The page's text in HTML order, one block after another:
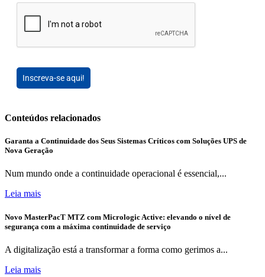
Inscreva-se aqui!
Conteúdos relacionados
Garanta a Continuidade dos Seus Sistemas Críticos com Soluções UPS de
Nova Geração
Num mundo onde a continuidade operacional é essencial,...
Leia mais
Novo MasterPacT MTZ com Micrologic Active: elevando o nível de
segurança com a máxima continuidade de serviço
A digitalização está a transformar a forma como gerimos a...
Leia mais